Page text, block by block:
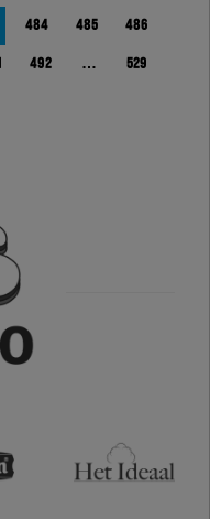
484 485 486
492 … 529